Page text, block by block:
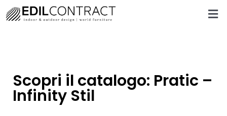
Scopri il catalogo: Pratic –
Infinity Stil